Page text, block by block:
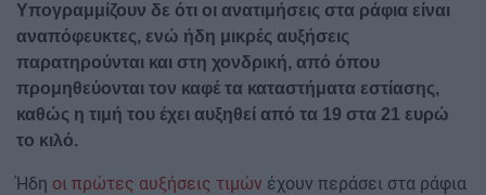
Υπογραμμίζουν δε ότι οι ανατιμήσεις στα ράφια είναι
αναπόφευκτες, ενώ ήδη μικρές αυξήσεις
παρατηρούνται και στη χονδρική, από όπου
προμηθεύονται τον καφέ τα καταστήματα εστίασης,
καθώς η τιμή του έχει αυξηθεί από τα 19 στα 21 ευρώ
το κιλό.
Ήδη οι πρώτες αυξήσεις τιμών έχουν περάσει στα ράφια